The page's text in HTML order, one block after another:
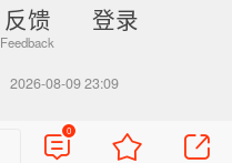
反馈 登录
2026-08-09 23:09
0